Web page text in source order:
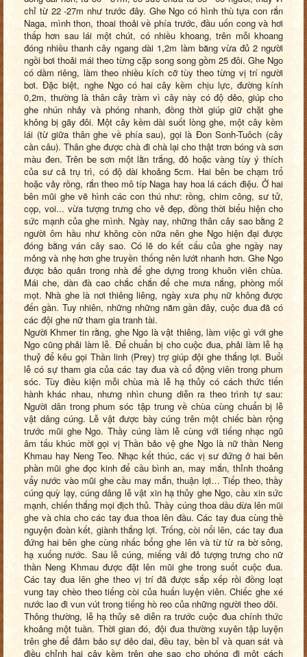
chỉ từ 22 -27m như trước đây. Ghe Ngo có hình thù tựa con rắn
Naga, mình thon, thoai thoải về phía trước, đầu uốn cong và hơi
thấp hơn sau lái một chút, có nhiều khoang, trên mỗi khoang
đóng nhiều thanh cây ngang dài 1,2m làm băng vừa đủ 2 người
ngồi bơi thoải mái theo từng cặp song song gồm 25 đôi. Ghe Ngo
có dầm riêng, làm theo nhiều kích cỡ tùy theo từng vị trí người
bơi. Đặc biệt, nghe Ngo có hai cây kềm chịu lực, đường kính
0,2m, thường là thân cây tràm vì cây này có độ dẻo, giúp cho
ghe nhún nhảy và phóng nhanh, đồng thời giúp giữ chặt ghe
không bị gãy đôi. Một cây kềm dài suốt lòng ghe, một cây kềm
lái (từ giữa thân ghe về phía sau), gọi là Đon Sonh-Tuôch (cây
cần câu). Thân ghe được chà đi chà lại cho thật trơn bóng và sơn
màu đen. Trên be sơn một lằn trắng, đỏ hoặc vàng tùy ý thích
của sư cả trụ trì, có độ dài khoảng 5cm. Hai bên be chạm trổ
hoặc vảy rồng, rắn theo mô típ Naga hay hoa lá cách điệu. Ở hai
bên mũi ghe vẽ hình các con thú như:rồng, chimcông, sư tử,
cọp,voi... vừa tượng trưng cho vẻ đẹp, đồng thời biểu hiện cho
sức mạnh của ghe mình. Ngày nay, những thân cây sao bằng 2
người ôm hầu như không còn nữa nên ghe Ngo hiện đại được
đóng bằng ván cây sao. Có lẽ do kết cấu của ghe ngày nay
mỏng và nhẹ hơn ghe truyền thống nên lướt nhanh hơn. Ghe Ngo
được bảo quản trong nhà để ghe dựng trong khuôn viên chùa.
Mái che, dàn đà cao chắc chắn để che mưa nắng, phòng mối
mọt. Nhà ghe là nơi thiêng liêng, ngày xưa phụ nữ không được
đến gần. Tuy nhiên, những những năm gần đây, cuộc đua đã có
các đội ghe nữ tham gia tranh tài.
Người Khmer tin rằng, ghe Ngo là vật thiêng, làm việc gì với ghe
Ngo cũng phải làm lễ. Để chuẩn bị cho cuộc đua, phải làm lễ hạ
thuỷ để kêu gọi Thần linh (Prey) trợ giúp đội ghe thắng lợi. Buổi
lễ có sự tham gia của các tay đua và cổ động viên trong phum
sóc. Tùy điều kiện mỗi chùa mà lễ hạ thủy có cách thức tiến
hành khác nhau, nhưng nhìn chung diễn ra theo trình tự sau:
Người dân trong phum sóc tập trung về chùa cùng chuẩn bị lễ
vật dâng cúng. Lễ vật được bày cúng trên một chiếc bàn rộng
trước mũi ghe Ngo. Thầy cúng làm lễ cùng với tiếng nhạc ngũ
âm tấu khúc mời gọi vịThần bảo vệ ghe Ngo là nữ thần Neng
Khmau hay Neng Teo. Nhạc kết thúc, các vị sư đứng ở hai bên
phần mũi ghe đọc kinh để cầu bình an, may mắn, thỉnh thoảng
vẩy nước vào mũi ghe cầu may mắn, thuận lợi… Tiếp theo, thầy
cúng quỳ lạy, cúng dâng lễ vật xin hạ thủy ghe Ngo, cầu xin sức
mạnh, chiến thắng mọi địch thủ. Thầy cúng thoa dầu dừa lên mũi
ghe và chia cho các tay đua thoa lên đầu. Các tay đua cùng thề
nguyện đoàn kết, giành thắng lợi. Trống, còi nổi lên, các tay đua
đứng hai bên ghe cùng nhấc bổng ghe lên và từ từ ra bờ sông,
hạ xuống nước. Sau lễ cúng, miếng vải đỏ tượng trưng cho nữ
thần Neng Khmau được đặt lên mũi ghe trong suốt cuộc đua.
Các tay đua lên ghe theo vị trí đã được sắp xếp rồi đồng loạt
vung tay chèo theo tiếng còi của huấn luyện viên. Chiếc ghe xé
nước lao đi vun vút trong tiếng hò reo của những người theo dõi.
Thông thường, lễ hạ thủy sẽ diễn ra trước cuộc đua chính thức
khoảng một tuần. Thời gian đó, đội đua thường xuyên tập luyện
trên ghe để đảm bảo sự dẻo dai, đều tay, bền bỉ và quan sát và
điều chỉnh hai cây kềm trên ghe sao cho phóng đi một cách